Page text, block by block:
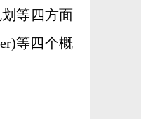
等四方面
等四个概